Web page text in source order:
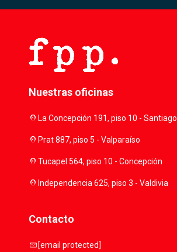
Nuestras oficinas
location_onLa Concepción 191, piso 10 - Santiago
location_onPrat 887, piso 5 - Valparaíso
location_onTucapel 564, piso 10 - Concepción
location_onIndependencia 625, piso 3 - Valdivia
Contacto
mail [email protected]